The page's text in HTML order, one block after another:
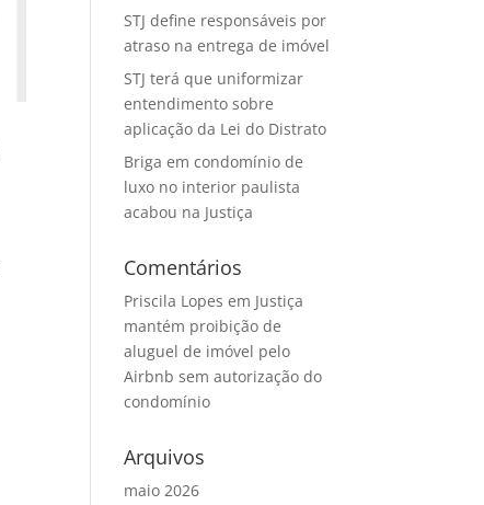
STJ define responsáveis por
atraso na entrega de imóvel
STJ terá que uniformizar
entendimento sobre
aplicação da Lei do Distrato
Briga em condomínio de
luxo no interior paulista
acabou na Justiça
Comentários
Priscila Lopes em Justiça
mantém proibição de
aluguel de imóvel pelo
Airbnb sem autorização do
condomínio
Arquivos
maio 2026